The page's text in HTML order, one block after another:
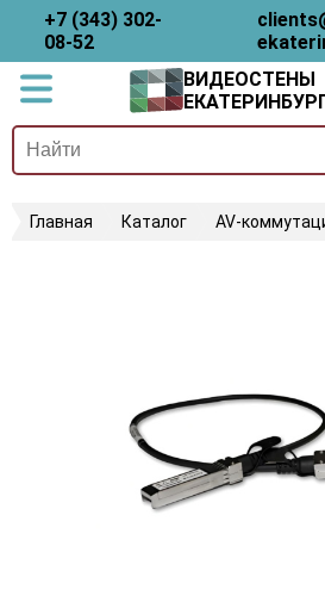
+7 (343) 302-
08-52
ВИДЕОСТЕНЫ
Главная Каталог AV-